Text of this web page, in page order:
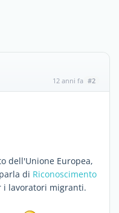
12 anni fa #2
dell'Unione Europea,
di Riconoscimento
i lavoratori migranti.